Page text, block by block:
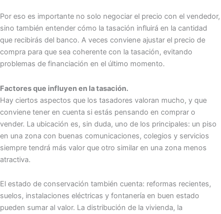
Por eso es importante no solo negociar el precio con el vendedor,
sino también entender cómo la tasación influirá en la cantidad
que recibirás del banco. A veces conviene ajustar el precio de
compra para que sea coherente con la tasación, evitando
problemas de financiación en el último momento.
Factores que influyen en la tasación.
Hay ciertos aspectos que los tasadores valoran mucho, y que
conviene tener en cuenta si estás pensando en comprar o
vender. La ubicación es, sin duda, uno de los principales: un piso
en una zona con buenas comunicaciones, colegios y servicios
siempre tendrá más valor que otro similar en una zona menos
atractiva.
El estado de conservación también cuenta: reformas recientes,
suelos, instalaciones eléctricas y fontanería en buen estado
pueden sumar al valor. La distribución de la vivienda, la